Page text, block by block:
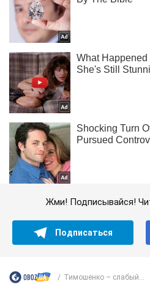
Жми! Подписывайся!
Подписаться
Тимошенко – слабый...